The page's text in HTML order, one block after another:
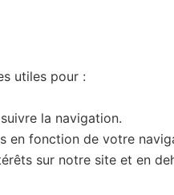
utiles pour :
la navigation.
en fonction de votre
sur notre site et en
combler la curiosité
font la fierté
centre de profit pour
constitue une excellente